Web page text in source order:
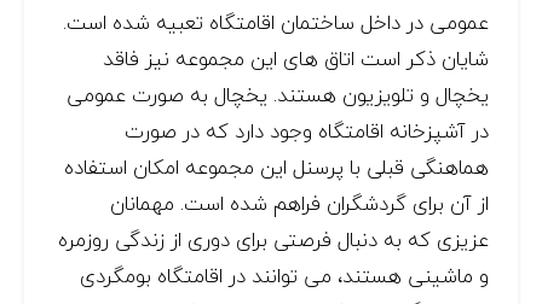
عمومی در داخل ساختمان اقامتگاه تعبیه شده است.
شایان ذکر است اتاق های این مجموعه نیز فاقد
یخچال و تلویزیون هستند. یخچال به صورت عمومی
در آشپزخانه اقامتگاه وجود دارد که در صورت
هماهنگی قبلی با پرسنل این مجموعه امکان استفاده
از آن برای گردشگران فراهم شده است. مهمانان
عزیزی که به دنبال فرصتی برای دوری از زندگی روزمره
و ماشینی هستند، می توانند در اقامتگاه بومگردی